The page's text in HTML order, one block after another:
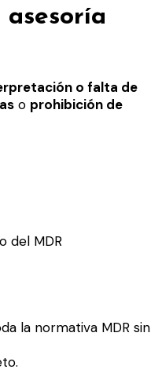
o falta de
o prohibición de
del MDR
la normativa MDR sin